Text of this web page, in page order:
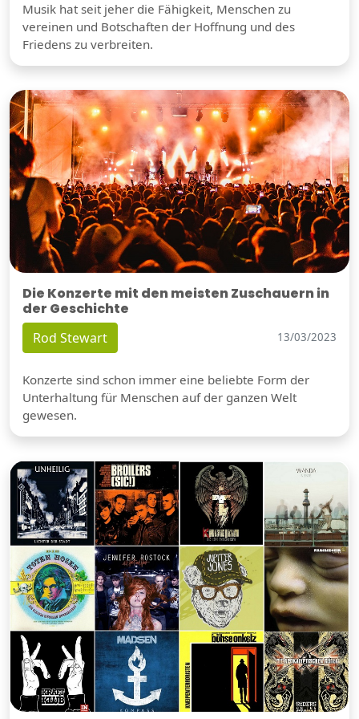
Musik hat seit jeher die Fähigkeit, Menschen zu
vereinen und Botschaften der Hoffnung und des
Friedens zu verbreiten.
Die Konzerte mit den meisten Zuschauern in
der Geschichte
Rod Stewart 13/03/2023
Konzerte sind schon immer eine beliebte Form der
Unterhaltung für Menschen auf der ganzen Welt
gewesen.